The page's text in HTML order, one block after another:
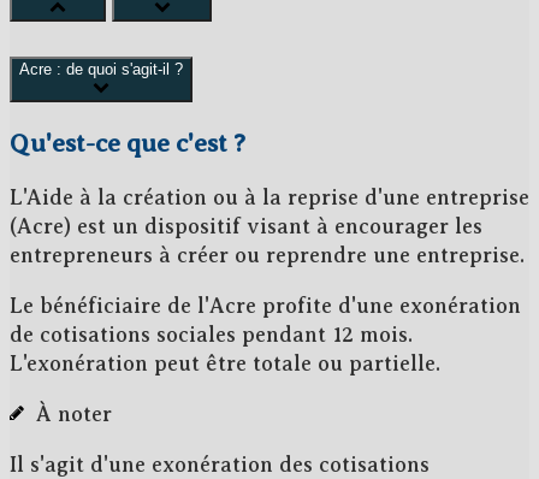
Acre : de quoi s'agit-il ?
Qu'est-ce que c'est ?
L'Aide à la création ou à la reprise d'une entreprise
(Acre) est un dispositif visant à encourager les
entrepreneurs à créer ou reprendre une entreprise.
Le bénéficiaire de l'Acre profite d'une exonération
de cotisations sociales pendant 12 mois.
L'exonération peut être totale ou partielle.
À noter
Il s'agit d'une exonération des cotisations